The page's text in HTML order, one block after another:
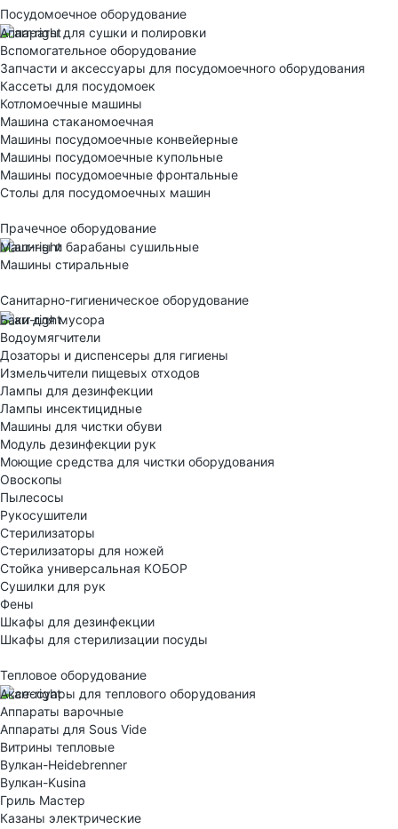
Посудомоечное оборудование
Аппараты для сушки и полировки
Вспомогательное оборудование
Запчасти и аксессуары для посудомоечного оборудования
Кассеты для посудомоек
Котломоечные машины
Машина стаканомоечная
Машины посудомоечные конвейерные
Машины посудомоечные купольные
Машины посудомоечные фронтальные
Столы для посудомоечных машин
Прачечное оборудование
Машины и барабаны сушильные
Машины стиральные
Санитарно-гигиеническое оборудование
Баки для мусора
Водоумягчители
Дозаторы и диспенсеры для гигиены
Измельчители пищевых отходов
Лампы для дезинфекции
Лампы инсектицидные
Машины для чистки обуви
Модуль дезинфекции рук
Моющие средства для чистки оборудования
Овоскопы
Пылесосы
Рукосушители
Стерилизаторы
Стерилизаторы для ножей
Стойка универсальная КОБОР
Сушилки для рук
Фены
Шкафы для дезинфекции
Шкафы для стерилизации посуды
Тепловое оборудование
Аксессуары для теплового оборудования
Аппараты варочные
Аппараты для Sous Vide
Витрины тепловые
Вулкан-Heidebrenner
Вулкан-Kusina
Гриль Мастер
Казаны электрические